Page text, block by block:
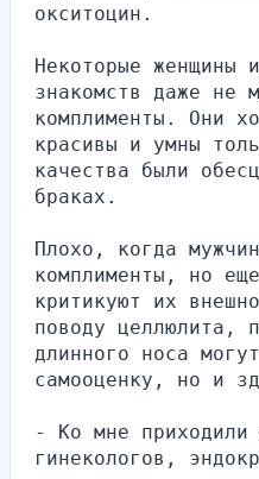
окситоцин.
Некоторые женщины
знакомств даже не
комплименты. Они
красивы и умны
качества были
браках.
Плохо, когда
комплименты, но
критикуют их
поводу целлюлита,
длинного носа
самооценку, но и
- Ко мне приходили
гинекологов,